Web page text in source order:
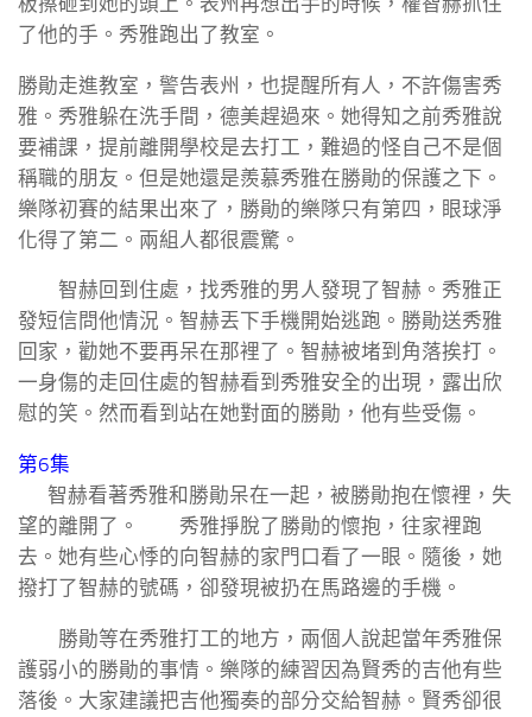
了他的手。秀雅跑出了教室。
勝勛走進教室，警告表州，也提醒所有人，不許傷害秀
雅。秀雅躲在洗手間，德美趕過來。她得知之前秀雅說
要補課，提前離開學校是去打工，難過的怪自己不是個
稱職的朋友。但是她還是羨慕秀雅在勝勛的保護之下。
樂隊初賽的結果出來了，勝勛的樂隊只有第四，眼球淨
化得了第二。兩組人都很震驚。
智赫回到住處，找秀雅的男人發現了智赫。秀雅正
發短信問他情況。智赫丟下手機開始逃跑。勝勛送秀雅
回家，勸她不要再呆在那裡了。智赫被堵到角落挨打。
一身傷的走回住處的智赫看到秀雅安全的出現，露出欣
慰的笑。然而看到站在她對面的勝勛，他有些受傷。
第6集
智赫看著秀雅和勝勛呆在一起，被勝勛抱在懷裡，失
望的離開了。 秀雅掙脫了勝勛的懷抱，往家裡跑
去。她有些心悸的向智赫的家門口看了一眼。隨後，她
撥打了智赫的號碼，卻發現被扔在馬路邊的手機。
勝勛等在秀雅打工的地方，兩個人說起當年秀雅保
護弱小的勝勛的事情。樂隊的練習因為賢秀的吉他有些
落後。大家建議把吉他獨奏的部分交給智赫。賢秀卻很